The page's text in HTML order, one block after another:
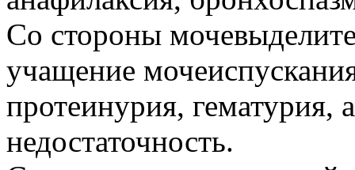
Со стороны
учащение
протеинурия, гематурия,
недостаточность.